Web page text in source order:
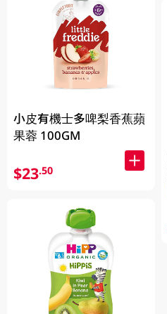
小皮有機士多啤梨香蕉蘋
果蓉 100GM
$23.50